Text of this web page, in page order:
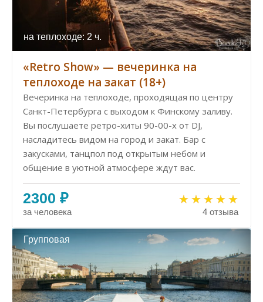
на теплоходе: 2 ч.
«Retro Show» — вечеринка на
теплоходе на закат (18+)
Вечеринка на теплоходе, проходящая по центру
Санкт-Петербурга с выходом к Финскому заливу.
Вы послушаете ретро-хиты 90-00-х от DJ,
насладитесь видом на город и закат. Бар с
закусками, танцпол под открытым небом и
общение в уютной атмосфере ждут вас.
2300 ₽
за человека 4 отзыва
Групповая